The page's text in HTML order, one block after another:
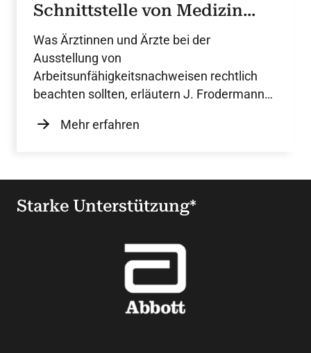
Schnittstelle von Medizin
und Arbeitsrecht
Was Ärztinnen und Ärzte bei der
Ausstellung von
Arbeitsunfähigkeitsnachweisen rechtlich
beachten sollten, erläutern J. Frodermann
Mehr erfahren
Starke Unterstützung*